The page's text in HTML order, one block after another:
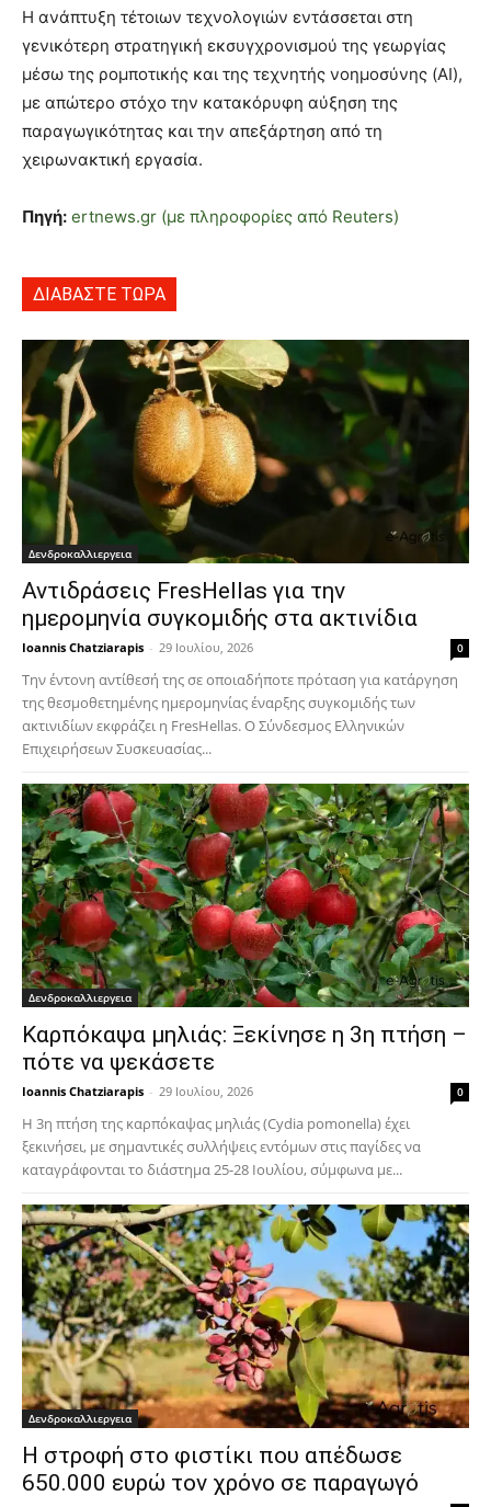
Η ανάπτυξη τέτοιων τεχνολογιών εντάσσεται στη
γενικότερη στρατηγική εκσυγχρονισμού της γεωργίας
μέσω της ρομποτικής και της τεχνητής νοημοσύνης (AI),
με απώτερο στόχο την κατακόρυφη αύξηση της
παραγωγικότητας και την απεξάρτηση από τη
χειρωνακτική εργασία.
Πηγή: ertnews.gr (με πληροφορίες από Reuters)
ΔΙΑΒΑΣΤΕ ΤΩΡΑ
Δενδροκαλλιεργεια
Αντιδράσεις FresHellas για την
ημερομηνία συγκομιδής στα ακτινίδια
Ioannis Chatziarapis - 29 Ιουλίου, 2026 0
Την έντονη αντίθεσή της σε οποιαδήποτε πρόταση για κατάργηση
της θεσμοθετημένης ημερομηνίας έναρξης συγκομιδής των
ακτινιδίων εκφράζει η FresHellas. Ο Σύνδεσμος Ελληνικών
Επιχειρήσεων Συσκευασίας...
Δενδροκαλλιεργεια
Καρπόκαψα μηλιάς: Ξεκίνησε η 3η πτήση –
πότε να ψεκάσετε
Ioannis Chatziarapis - 29 Ιουλίου, 2026 0
Η 3η πτήση της καρπόκαψας μηλιάς (Cydia pomonella) έχει
ξεκινήσει, με σημαντικές συλλήψεις εντόμων στις παγίδες να
καταγράφονται το διάστημα 25-28 Ιουλίου, σύμφωνα με...
Δενδροκαλλιεργεια
Η στροφή στο φιστίκι που απέδωσε
650.000 ευρώ τον χρόνο σε παραγωγό